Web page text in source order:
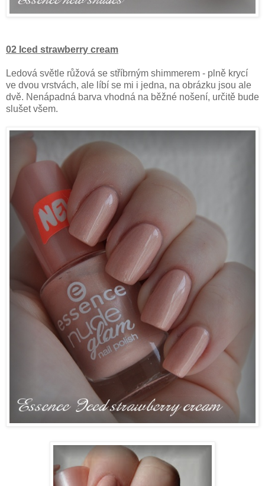
02 Iced strawberry cream
Ledová světle růžová se stříbrným shimmerem - plně krycí
ve dvou vrstvách, ale líbí se mi i jedna, na obrázku jsou ale
dvě. Nenápadná barva vhodná na běžné nošení, určitě bude
slušet všem.